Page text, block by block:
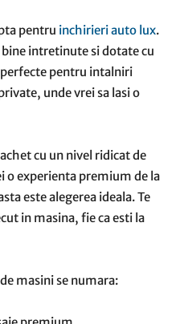
pentru inchirieri auto lux.
intretinute si dotate cu
pentru intalniri
unde vrei sa lasi o
cu un nivel ridicat de
o experienta premium de la
este alegerea ideala. Te
in masina, fie ca esti la
masini se numara: